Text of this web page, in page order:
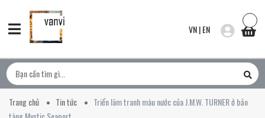
VN|EN
Trang chủ Tin tức
Triển lãm tranh màu nước của J.M.W. TURNER ở bảo